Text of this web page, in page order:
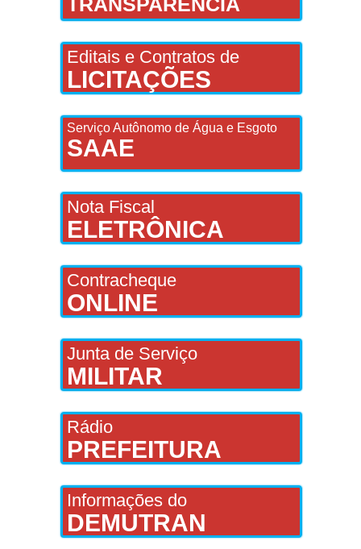
Editais e Contratos de
LICITAÇÕES
Serviço Autônomo de Água e Esgoto
SAAE
Nota Fiscal
ELETRÔNICA
Contracheque
ONLINE
Junta de Serviço
MILITAR
Rádio
PREFEITURA
Informações do
DEMUTRAN